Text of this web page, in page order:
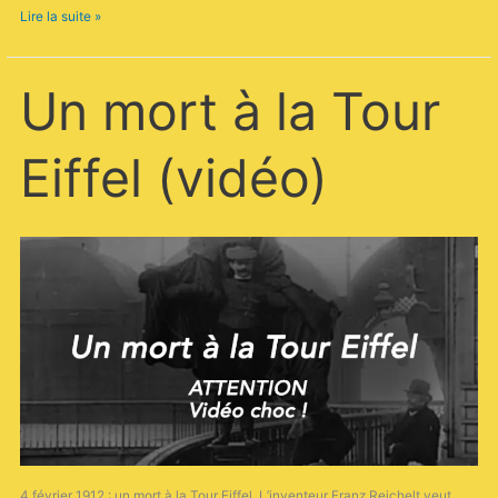
Lire la suite »
Un mort à la Tour
Eiffel (vidéo)
à
Tour